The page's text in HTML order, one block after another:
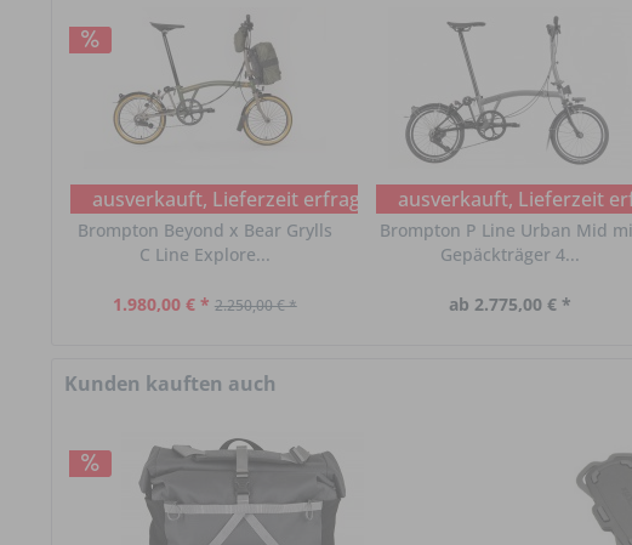
ausverkauft, Lieferzeit erfragen
Brompton Beyond x Bear Grylls
C Line Explore...
1.980,00 € * 2.250,00 € *
ausverkauft, Lieferzeit
Brompton P Line Urban Mid
Gepäckträger 4...
ab 2.775,00 € *
Kunden kauften auch